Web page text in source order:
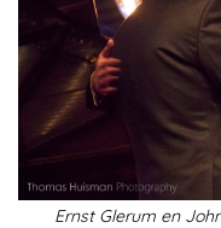
Ernst Glerum en